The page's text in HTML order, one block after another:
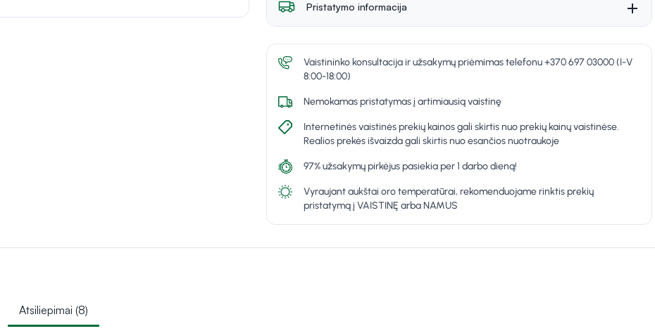
Pristatymo informacija
Vaistininko konsultacija ir užsakymų priėmimas telefonu +370 697 03000 (I-V
8:00-18:00)
Nemokamas pristatymas į artimiausią vaistinę
Internetinės vaistinės prekių kainos gali skirtis nuo prekių kainų vaistinėse.
Realios prekės išvaizda gali skirtis nuo esančios nuotraukoje
97% užsakymų pirkėjus pasiekia per 1 darbo dieną!
Vyraujant aukštai oro temperatūrai, rekomenduojame rinktis prekių
pristatymą į VAISTINĘ arba NAMUS
Atsiliepimai (8)